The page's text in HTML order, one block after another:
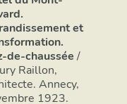
et
de-chaussée /
Raillon,
Annecy,
1923.